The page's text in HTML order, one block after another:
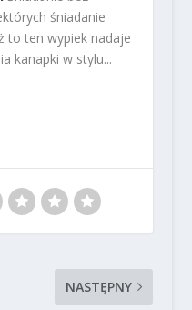
śniadanie
to ten wypiek nadaje
kanapki w stylu...
NASTĘPNY